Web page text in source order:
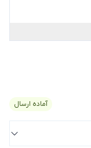
آماده ارسال